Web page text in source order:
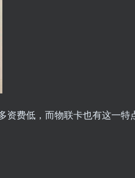
资费低，而物联卡也有这一特